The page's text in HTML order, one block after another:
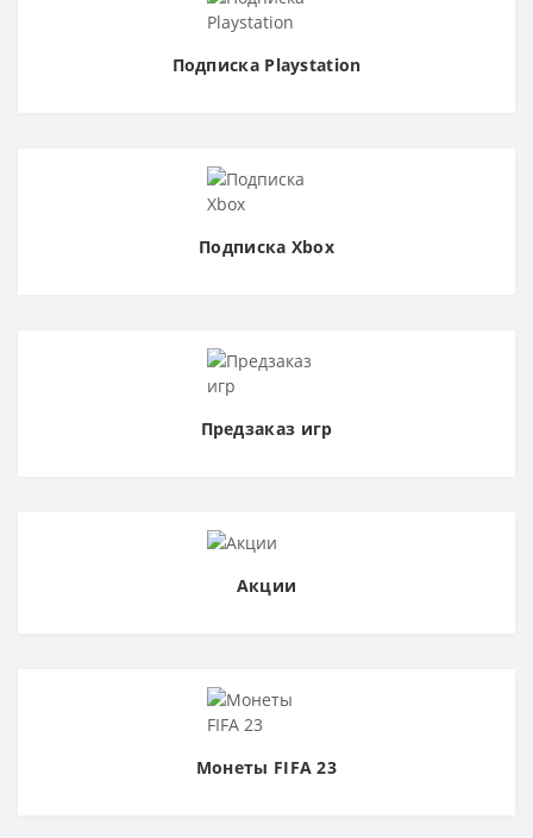
Подписка Playstation
Подписка Xbox
Предзаказ игр
Акции
Монеты FIFA 23